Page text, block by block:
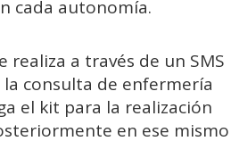
cada autonomía.
a través de un SMS
consulta de enfermería
el kit para la realización
en ese mismo